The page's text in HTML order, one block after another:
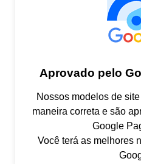
Aprovado pelo
Nossos modelos de
maneira correta e são
Google
Você terá as melhores